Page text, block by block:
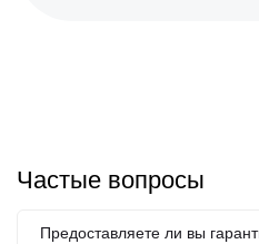
Частые вопросы
Предоставляете ли вы